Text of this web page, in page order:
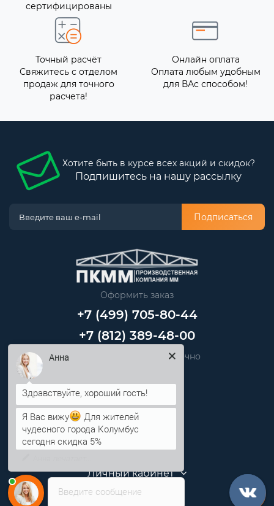
сертифицированы
Точный расчёт
Свяжитесь с отделом
продаж для точного
расчета!
Онлайн оплата
Оплата любым удобным
для ВАс способом!
Хотите быть в курсе всех акций и скидок?
Подпишитесь на нашу рассылку
Подписаться
Оформить заказ
+7 (499) 705-80-44
+7 (812) 389-48-00
Звоните нам круглосуточно
Информация
Личный кабинет
Введите сообщение
Здравствуйте, хороший гость!
Я Вас вижу
Для жителей
чудесного города Колумбус
сегодня скидка 5%